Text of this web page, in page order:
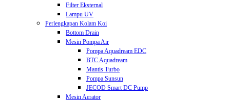
Filter Eksternal
Lampu UV
Perlengkapan Kolam Koi
Bottom Drain
Mesin Pompa Air
Pompa Aquadream EDC
BTC Aquadream
Mantis Turbo
Pompa Sunsun
JECOD Smart DC Pump
Mesin Aerator